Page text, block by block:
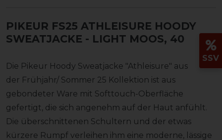
PIKEUR FS25 ATHLEISURE HOODY
SWEATJACKE - LIGHT MOOS, 40
Die Pikeur Hoody Sweatjacke "Athleisure" aus
der Frühjahr/ Sommer 25 Kollektion ist aus
gebondeter Ware mit Softtouch-Oberfläche
gefertigt, die sich angenehm auf der Haut anfühlt.
Die überschnittenen Schultern und der etwas
kürzere Rumpf verleihen ihm eine moderne, lässige
SSV